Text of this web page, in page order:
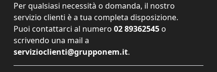
Per qualsiasi necessità o domanda, il nostro
servizio clienti è a tua completa disposizione.
Puoi contattarci al numero 02 89362545 o
scrivendo una mail a
servizioclienti@grupponem.it.